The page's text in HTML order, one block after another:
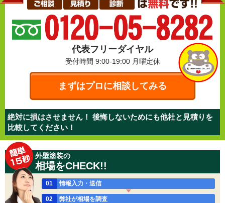
代表フリーダイヤル
受付時間 9:00-19:00 月曜定休
まずはプロに相談してみる
絶対に損はさせません！ 後悔しないためにも他社と見積りを
比較してください！
外壁塗装の
相場をCHECK!!
01 情報入力・送信
02 弊社が相場を調査